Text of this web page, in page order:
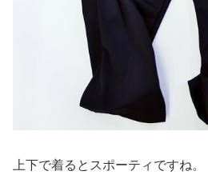
上下で着るとスポーティですね。